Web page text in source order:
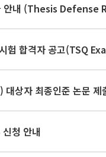
안내 (Thesis Defense
험 합격자 공고(TSQ
상자 최종인준 논문 제
청 안내